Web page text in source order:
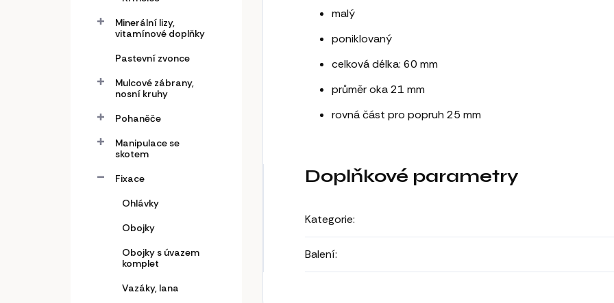
Minerální lizy,
vitamínové doplňky
Pastevní zvonce
Mulcové zábrany,
nosní kruhy
Pohaněče
Manipulace se
skotem
Fixace
Ohlávky
Obojky
Obojky s úvazem
komplet
Vazáky, lana
malý
poniklovaný
celková délka: 60 mm
průměr oka 21 mm
rovná část pro popruh 25 mm
Doplňkové parametry
Kategorie:
Balení: